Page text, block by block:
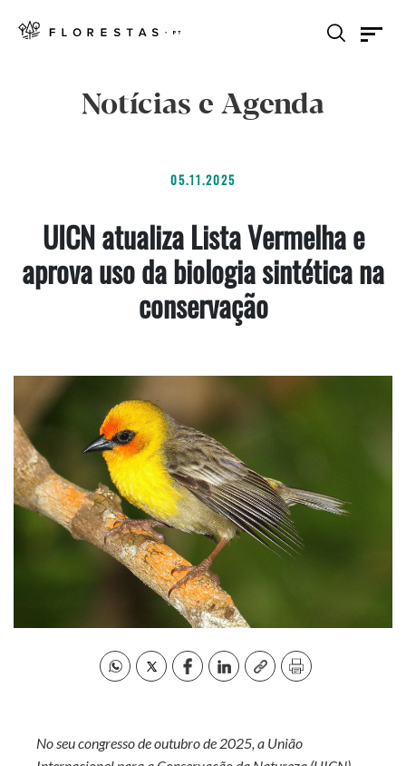
Notícias e Agenda
05.11.2025
UICN atualiza Lista Vermelha e
aprova uso da biologia sintética na
conservação
No seu congresso de outubro de 2025, a União